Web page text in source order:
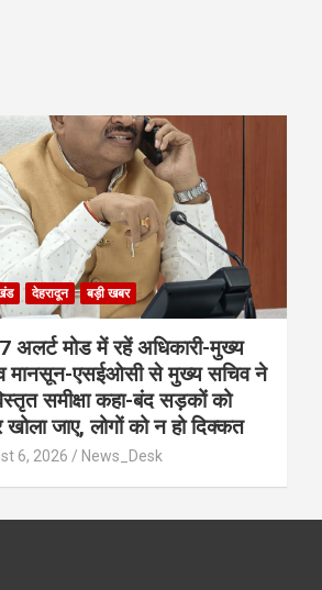
देहरादून बड़ी खबर
अलर्ट मोड में रहें अधिकारी-मुख्य
मानसून-एसईओसी से मुख्य सचिव ने
समीक्षा कहा-बंद सड़कों को
खोला जाए, लोगों को न हो दिक्कत
6, 2026 News_Desk